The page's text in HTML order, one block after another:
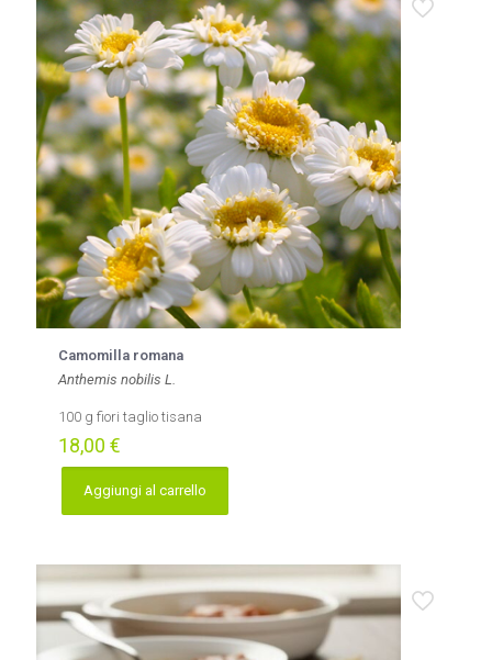
Camomilla romana
Anthemis nobilis L.
100 g fiori taglio tisana
18,00 €
Aggiungi al carrello